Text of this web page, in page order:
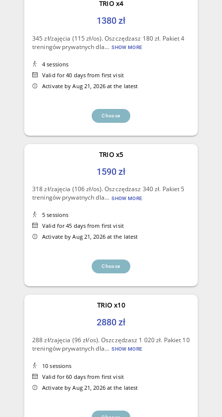
TRIO x4
1380 zł
345 zł/zajęcia (115 zł/os). Oszczędzasz 180 zł. Pakiet 4
treningów prywatnych dla... SHOW MORE
4 sessions
Valid for 40 days from first visit
Activate by Aug 21, 2026 at the latest
Choose
TRIO x5
1590 zł
318 zł/zajęcia (106 zł/os). Oszczędzasz 340 zł. Pakiet 5
treningów prywatnych dla... SHOW MORE
5 sessions
Valid for 45 days from first visit
Activate by Aug 21, 2026 at the latest
Choose
TRIO x10
2880 zł
288 zł/zajęcia (96 zł/os). Oszczędzasz 1 020 zł. Pakiet 10
treningów prywatnych dla... SHOW MORE
10 sessions
Valid for 60 days from first visit
Activate by Aug 21, 2026 at the latest